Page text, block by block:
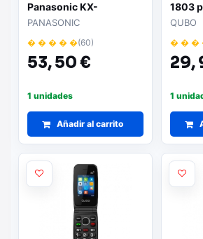
Panasonic KX-
TU155EXBN para
Personas Mayores/
Negro
PANASONIC
� � � � �(60)
53,50 €
1 unidades
Añadir al carrito
1803
QUBO
� � �
29,
1